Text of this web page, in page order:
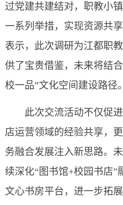
过党建共建结对，职教小
一系列举措，实现资源共
表示，此次调研为江都职
供了宝贵借鉴，未来将结
校一品”文化空间建设路径。
此次交流活动不仅促
店运营领域的经验共享，
务融合发展注入新思路。
续深化“图书馆+校园书店”
文心书房平台，进一步拓